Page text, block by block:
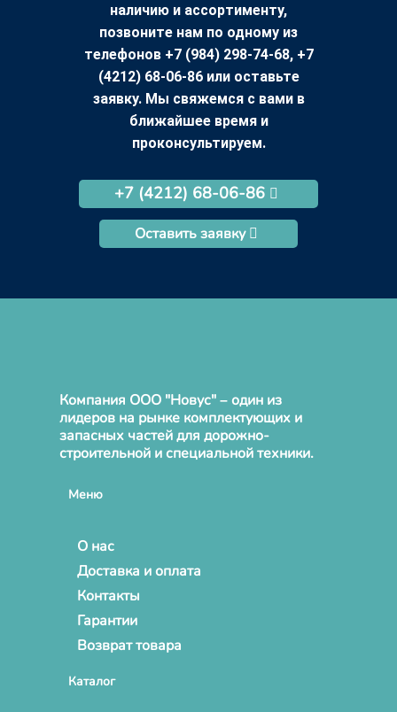
наличию и ассортименту,
позвоните нам по одному из
телефонов +7 (984) 298-74-68, +7
(4212) 68-06-86 или оставьте
заявку. Мы свяжемся с вами в
ближайшее время и
проконсультируем.
+7 (4212) 68-06-86
Оставить заявку
Компания ООО "Новус" – один из
лидеров на рынке комплектующих и
запасных частей для дорожно-
строительной и специальной техники.
Меню
О нас
Доставка и оплата
Контакты
Гарантии
Возврат товара
Каталог